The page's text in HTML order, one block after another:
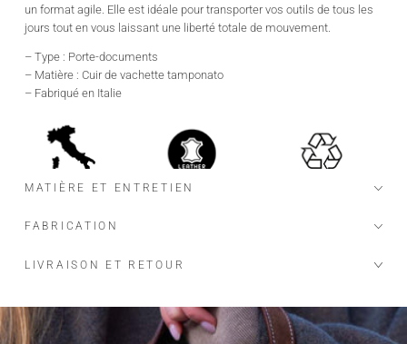
un format agile. Elle est idéale pour transporter vos outils de tous les
jours tout en vous laissant une liberté totale de mouvement.
– Type : Porte-documents
– Matière : Cuir de vachette tamponato
– Fabriqué en Italie
MATIÈRE ET ENTRETIEN
FABRICATION
LIVRAISON ET RETOUR